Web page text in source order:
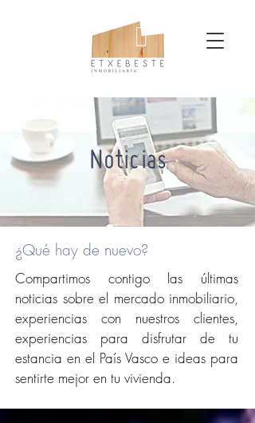
Noticias
¿Qué hay de nuevo?
Compartimos contigo las últimas
noticias sobre el mercado inmobiliario,
experiencias con nuestros clientes,
experiencias para disfrutar de tu
estancia en el País Vasco e ideas para
sentirte mejor en tu vivienda.